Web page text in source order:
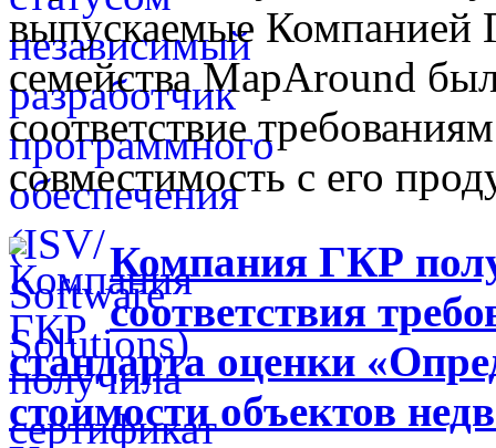
выпускаемые
семейства MapAround
соответствие
совместимость с его
Компания ГКР
соответствия
стандарта оценки
стоимости объектов